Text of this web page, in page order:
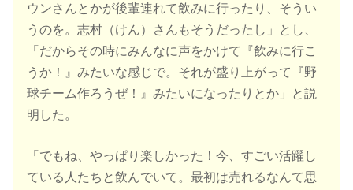
ウンさんとかが後輩連れて飲みに行ったり、そうい
うのを。志村（けん）さんもそうだったし」とし、
「だからその時にみんなに声をかけて『飲みに行こ
うか！』みたいな感じで。それが盛り上がって『野
球チーム作ろうぜ！』みたいになったりとか」と説
明した。
「でもね、やっぱり楽しかった！今、すごい活躍し
ている人たちと飲んでいて。最初は売れるなんて思